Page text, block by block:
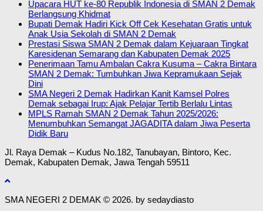
Upacara HUT ke-80 Republik Indonesia di SMAN 2 Demak
Berlangsung Khidmat
Bupati Demak Hadiri Kick Off Cek Kesehatan Gratis untuk
Anak Usia Sekolah di SMAN 2 Demak
Prestasi Siswa SMAN 2 Demak dalam Kejuaraan Tingkat
Karesidenan Semarang dan Kabupaten Demak 2025
Penerimaan Tamu Ambalan Cakra Kusuma – Cakra Bintara
SMAN 2 Demak: Tumbuhkan Jiwa Kepramukaan Sejak
Dini
SMA Negeri 2 Demak Hadirkan Kanit Kamsel Polres
Demak sebagai Irup: Ajak Pelajar Tertib Berlalu Lintas
MPLS Ramah SMAN 2 Demak Tahun 2025/2026:
Menumbuhkan Semangat JAGADITA dalam Jiwa Peserta
Didik Baru
Jl. Raya Demak – Kudus No.182, Tanubayan, Bintoro, Kec.
Demak, Kabupaten Demak, Jawa Tengah 59511
SMA NEGERI 2 DEMAK © 2026. by sedaydiasto